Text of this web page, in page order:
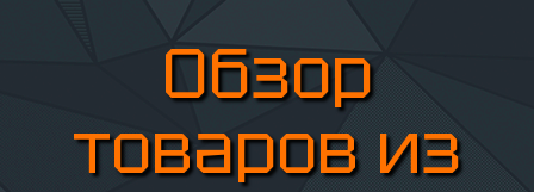
Обзор
товаров из